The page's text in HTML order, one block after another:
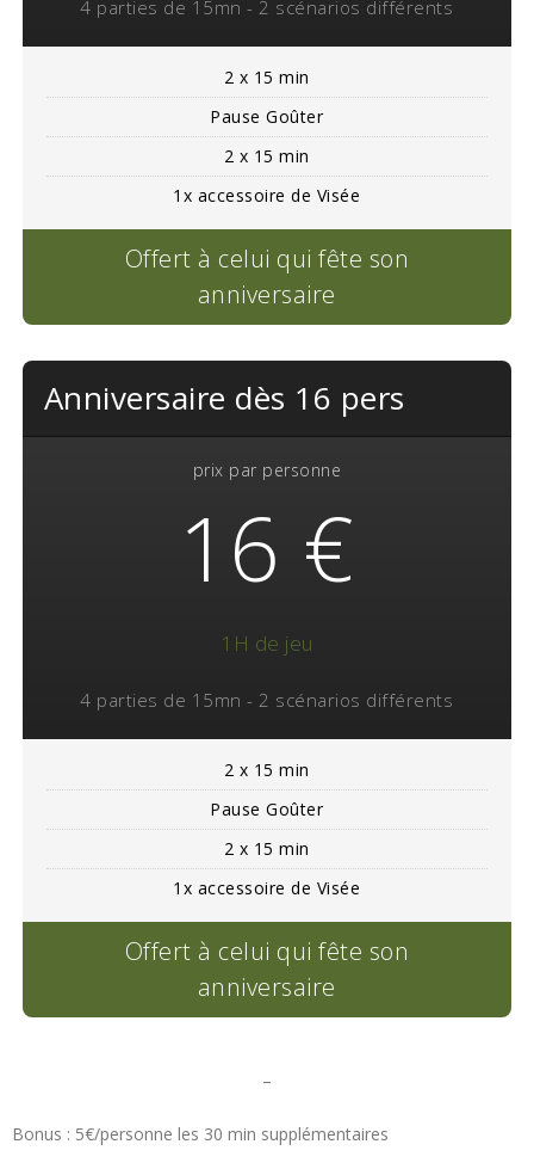
4 parties de 15mn - 2 scénarios différents
2 x 15 min
Pause Goûter
2 x 15 min
1x accessoire de Visée
Offert à celui qui fête son
anniversaire
Anniversaire dès 16 pers
prix par personne
16 €
1H de jeu
4 parties de 15mn - 2 scénarios différents
2 x 15 min
Pause Goûter
2 x 15 min
1x accessoire de Visée
Offert à celui qui fête son
anniversaire
–
Bonus : 5€/personne les 30 min supplémentaires